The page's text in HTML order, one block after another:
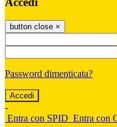
button close ×
Password dimenticata?
-
Entra con SPID Entra con